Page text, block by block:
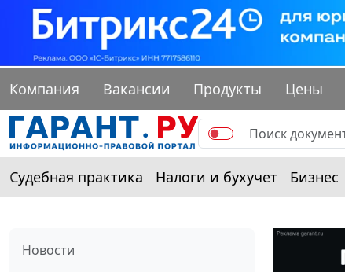
Компания Вакансии Продукты Цены
Судебная практика Налоги и бухучет Бизнес
Новости